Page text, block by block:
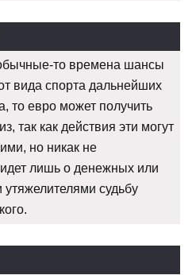
то времена шансы
вида спорта дальнейших
то евро может получить
так как действия эти могут
но никак не
лишь о денежных или
судьбу